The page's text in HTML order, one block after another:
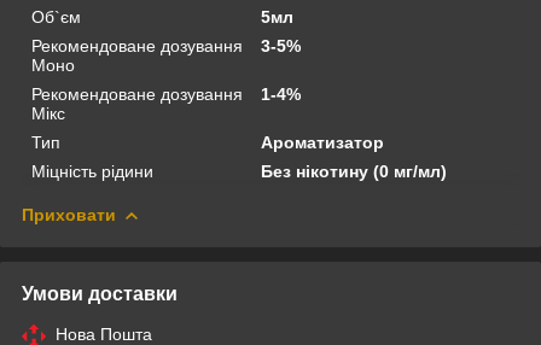
Об`єм
5мл
Рекомендоване дозування
Моно
3-5%
Рекомендоване дозування
Мікс
1-4%
Тип
Ароматизатор
Міцність рідини
Без нікотину (0 мг/мл)
Приховати
Умови доставки
Нова Пошта